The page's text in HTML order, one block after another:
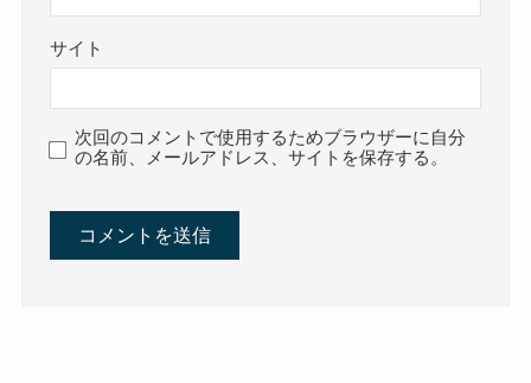
サイト
次回のコメントで使用するためブラウザーに自分
の名前、メールアドレス、サイトを保存する。